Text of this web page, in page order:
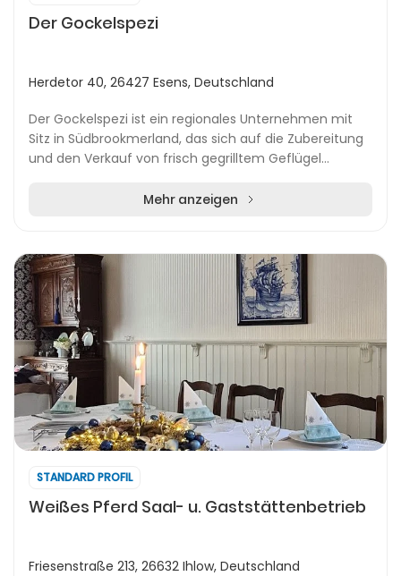
Der Gockelspezi
Herdetor 40, 26427 Esens, Deutschland
Der Gockelspezi ist ein regionales Unternehmen mit
Sitz in Südbrookmerland, das sich auf die Zubereitung
und den Verkauf von frisch gegrilltem Geflügel
Mehr anzeigen
STANDARD PROFIL
Weißes Pferd Saal- u. Gaststättenbetrieb
Friesenstraße 213, 26632 Ihlow, Deutschland